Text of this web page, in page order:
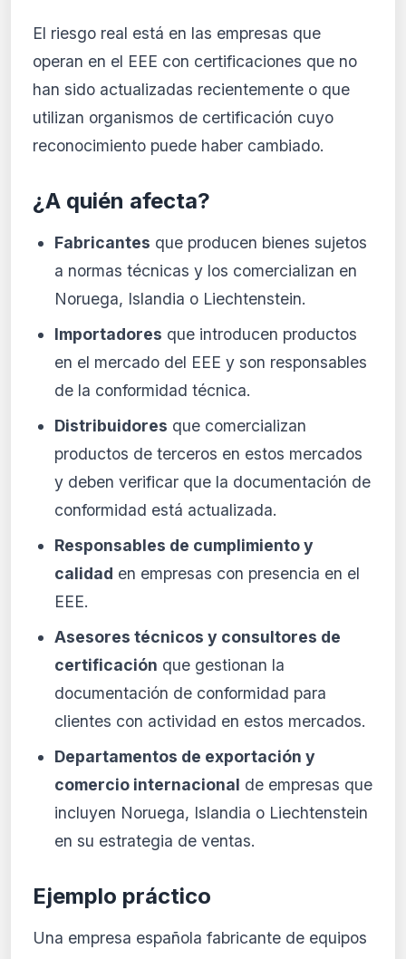
El riesgo real está en las empresas que
operan en el EEE con certificaciones que no
han sido actualizadas recientemente o que
utilizan organismos de certificación cuyo
reconocimiento puede haber cambiado.
¿A quién afecta?
Fabricantes que producen bienes sujetos
a normas técnicas y los comercializan en
Noruega, Islandia o Liechtenstein.
Importadores que introducen productos
en el mercado del EEE y son responsables
de la conformidad técnica.
Distribuidores que comercializan
productos de terceros en estos mercados
y deben verificar que la documentación de
conformidad está actualizada.
Responsables de cumplimiento y
calidad en empresas con presencia en el
EEE.
Asesores técnicos y consultores de
certificación que gestionan la
documentación de conformidad para
clientes con actividad en estos mercados.
Departamentos de exportación y
comercio internacional de empresas que
incluyen Noruega, Islandia o Liechtenstein
en su estrategia de ventas.
Ejemplo práctico
Una empresa española fabricante de equipos